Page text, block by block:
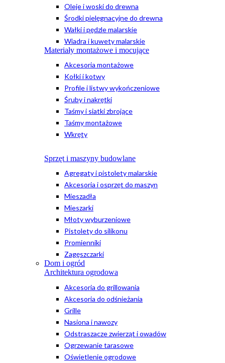
Oleje i woski do drewna
Środki pielęgnacyjne do drewna
Wałki i pędzle malarskie
Wiadra i kuwety malarskie
Materiały montażowe i mocujące
Akcesoria montażowe
Kołki i kotwy
Profile i listwy wykończeniowe
Śruby i nakrętki
Taśmy i siatki zbrojące
Taśmy montażowe
Wkręty
Sprzęt i maszyny budowlane
Agregaty i pistolety malarskie
Akcesoria i osprzęt do maszyn
Mieszadła
Mieszarki
Młoty wyburzeniowe
Pistolety do silikonu
Promienniki
Zagęszczarki
Dom i ogród
Architektura ogrodowa
Akcesoria do grillowania
Akcesoria do odśnieżania
Grille
Nasiona i nawozy
Odstraszacze zwierząt i owadów
Ogrzewanie tarasowe
Oświetlenie ogrodowe